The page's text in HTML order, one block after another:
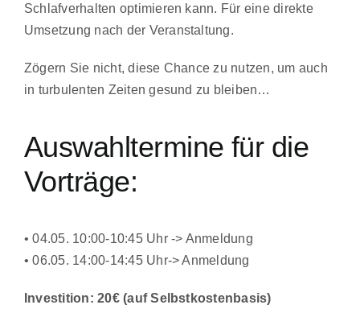
Schlafverhalten optimieren kann. Für eine direkte
Umsetzung nach der Veranstaltung.
Zögern Sie nicht, diese Chance zu nutzen, um auch
in turbulenten Zeiten gesund zu bleiben…
Auswahltermine für die
Vorträge:
• 04.05. 10:00-10:45 Uhr -> Anmeldung
• 06.05. 14:00-14:45 Uhr->Anmeldung
Investition: 20€ (auf Selbstkostenbasis)